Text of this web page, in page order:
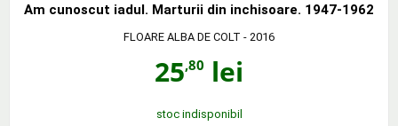
Am cunoscut iadul. Marturii din inchisoare. 1947-1962
FLOARE ALBA DE COLT - 2016
25,80 lei
stoc indisponibil